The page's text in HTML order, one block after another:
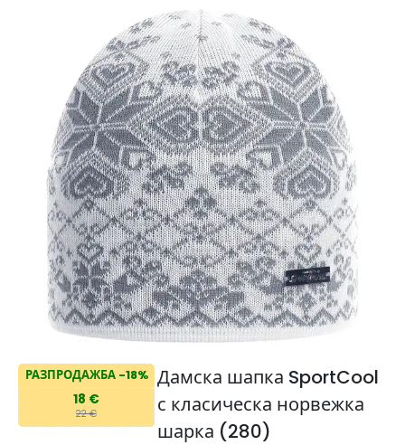
РАЗПРОДАЖБА -18%
18 €
22 €
Дамска шапка SportCool
с класическа норвежка
шарка (280)